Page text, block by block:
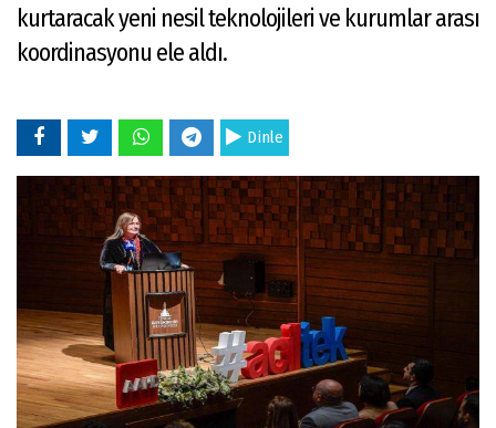
kurtaracak yeni nesil teknolojileri ve kurumlar arası
koordinasyonu ele aldı.
Dinle